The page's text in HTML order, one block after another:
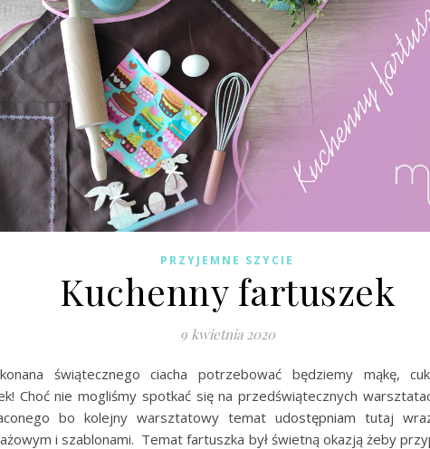
PRZYJEMNE SZYCIE
Kuchenny fartuszek
9 kwietnia 2020
świątecznego ciacha potrzebować będziemy mąkę,
Choć nie mogliśmy spotkać się na przedświątecznych
bo kolejny warsztatowy temat udostępniam tutaj
i szablonami. Temat fartuszka był świetną okazją żeby